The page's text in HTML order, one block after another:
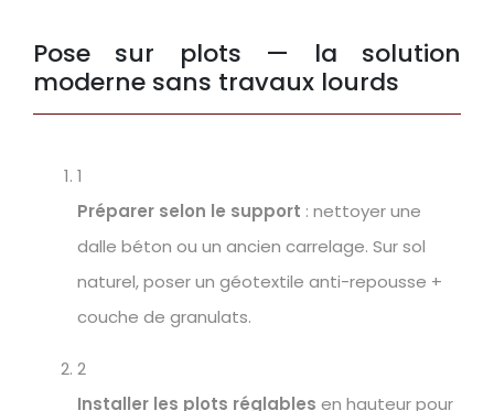
Pose sur plots — la solution
moderne sans travaux lourds
1
Préparer selon le support : nettoyer une
dalle béton ou un ancien carrelage. Sur sol
naturel, poser un géotextile anti-repousse +
couche de granulats.
2
Installer les plots réglables en hauteur pour